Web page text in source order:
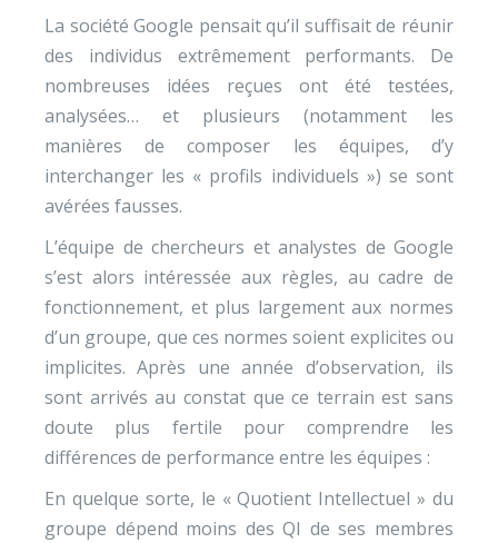
La société Google pensait qu’il suffisait de réunir
des individus extrêmement performants. De
nombreuses idées reçues ont été testées,
analysées… et plusieurs (notamment les
manières de composer les équipes, d’y
interchanger les « profils individuels ») se sont
avérées fausses.
L’équipe de chercheurs et analystes de Google
s’est alors intéressée aux règles, au cadre de
fonctionnement, et plus largement aux normes
d’un groupe, que ces normes soient explicites ou
implicites. Après une année d’observation, ils
sont arrivés au constat que ce terrain est sans
doute plus fertile pour comprendre les
différences de performance entre les équipes :
En quelque sorte, le « Quotient Intellectuel » du
groupe dépend moins des QI de ses membres